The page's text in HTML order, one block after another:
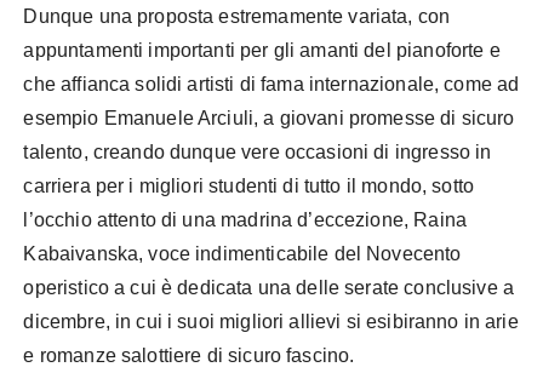
Dunque una proposta estremamente variata, con
appuntamenti importanti per gli amanti del pianoforte e
che affianca solidi artisti di fama internazionale, come ad
esempio Emanuele Arciuli, a giovani promesse di sicuro
talento, creando dunque vere occasioni di ingresso in
carriera per i migliori studenti di tutto il mondo, sotto
l’occhio attento di una madrina d’eccezione, Raina
Kabaivanska, voce indimenticabile del Novecento
operistico a cui è dedicata una delle serate conclusive a
dicembre, in cui i suoi migliori allievi si esibiranno in arie
e romanze salottiere di sicuro fascino.